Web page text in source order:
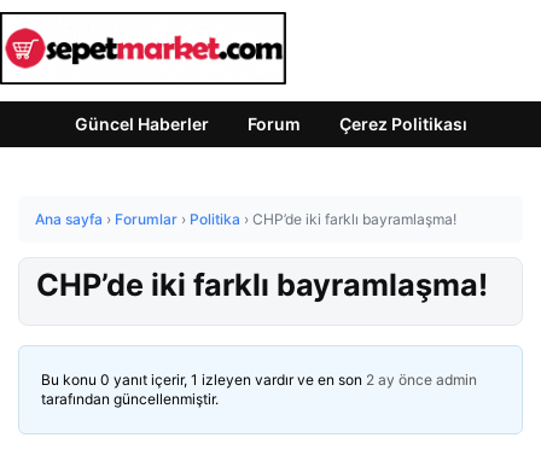
Güncel Haberler Forum Çerez Politikası
Ana sayfa › Forumlar › Politika › CHP’de iki farklı bayramlaşma!
CHP’de iki farklı bayramlaşma!
Bu konu 0 yanıt içerir, 1 izleyen vardır ve en son 2 ay önce admin
tarafından güncellenmiştir.